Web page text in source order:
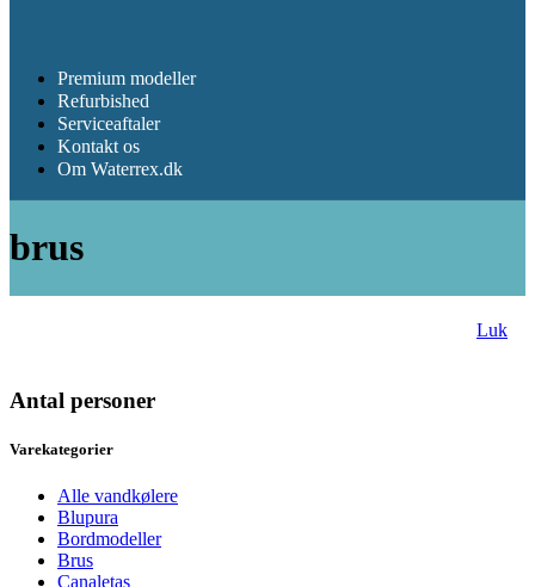
Premium modeller
Refurbished
Serviceaftaler
Kontakt os
Om Waterrex.dk
brus
Luk
Antal personer
Varekategorier
Alle vandkølere
Blupura
Bordmodeller
Brus
Canaletas